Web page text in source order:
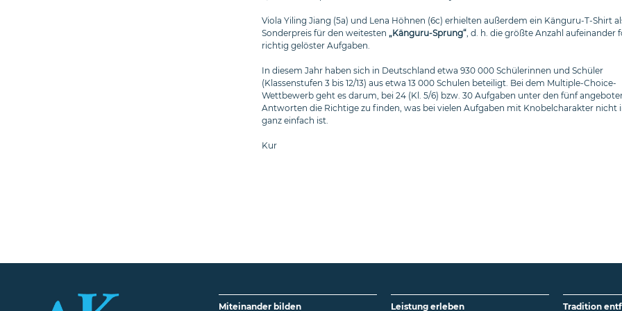
Viola Yiling Jiang (5a) und Lena Höhnen (6c) erhielten außerdem ein Känguru-T-Shirt
Sonderpreis für den weitesten „Känguru-Sprung“, d. h. die größte Anzahl aufeinander
richtig gelöster Aufgaben.
In diesem Jahr haben sich in Deutschland etwa 930 000 Schülerinnen und Schüler
(Klassenstufen 3 bis 12/13) aus etwa 13 000 Schulen beteiligt. Bei dem Multiple-Choice-
Wettbewerb geht es darum, bei 24 (Kl. 5/6) bzw. 30 Aufgaben unter den fünf
Antworten die Richtige zu finden, was bei vielen Aufgaben mit Knobelcharakter nicht
ganz einfach ist.
Kur
Miteinander bilden Leistung erleben Tradition